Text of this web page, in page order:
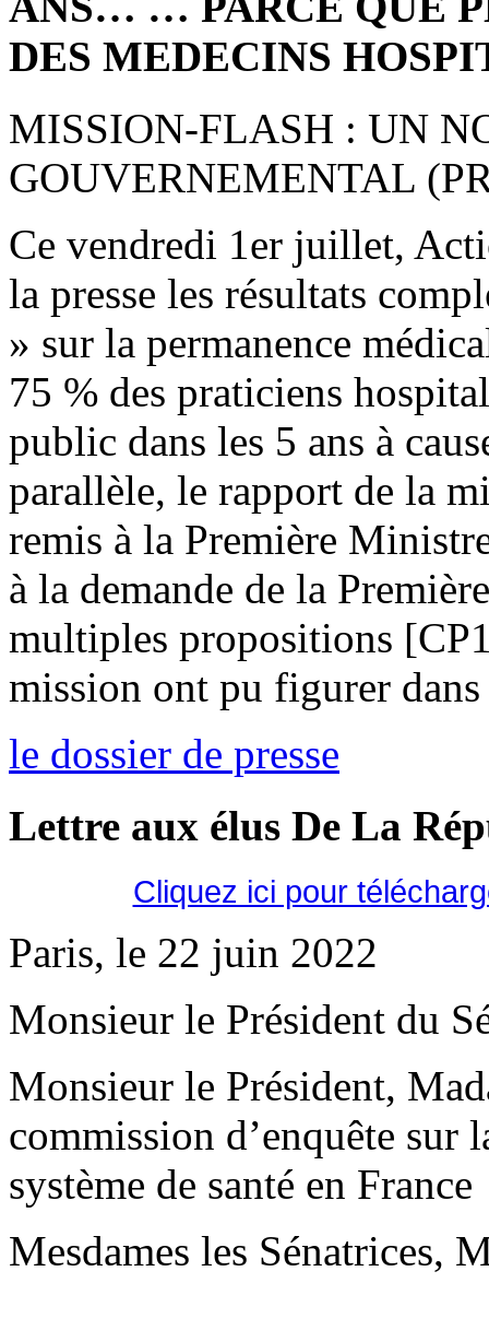
DES MEDECINS
MISSION-FLASH : UN
GOUVERNEMENTAL
Ce vendredi 1er juillet,
la presse les résultats
» sur la permanence
75 % des praticiens
public dans les 5 ans à
parallèle, le rapport de la
remis à la Première
à la demande de la
multiples propositions
mission ont pu figurer
le dossier de presse
Lettre aux élus De La
Cliquez ici pour
Paris, le 22 juin 2022
Monsieur le Président du
Monsieur le Président,
commission d’enquête sur
système de santé en France
Mesdames les Sénatrices,